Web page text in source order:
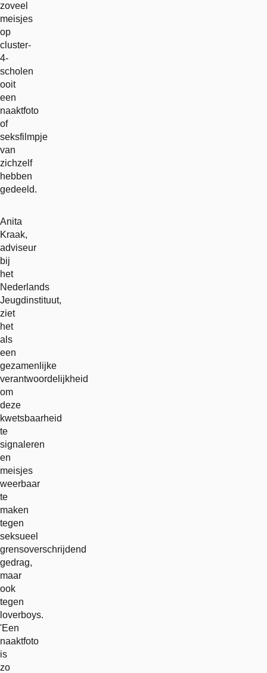
zoveel
meisjes
op
cluster-
4-
scholen
ooit
een
naaktfoto
of
seksfilmpje
van
zichzelf
hebben
gedeeld.
Anita
Kraak,
adviseur
bij
het
Nederlands
Jeugdinstituut,
ziet
het
als
een
gezamenlijke
verantwoordelijkheid
om
deze
kwetsbaarheid
te
signaleren
en
meisjes
weerbaar
te
maken
tegen
seksueel
grensoverschrijdend
gedrag,
maar
ook
tegen
loverboys.
'Een
naaktfoto
is
zo